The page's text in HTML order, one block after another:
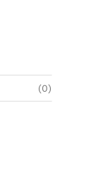
(0)